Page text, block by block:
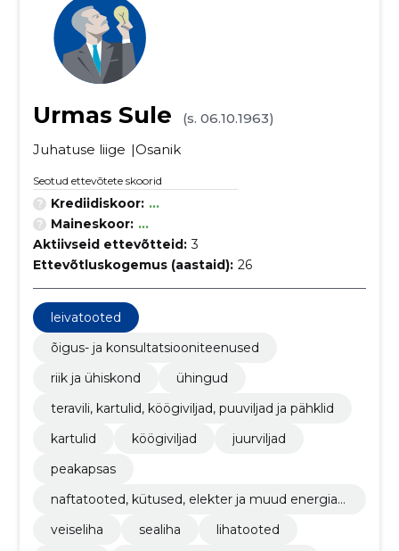
Urmas Sule
(s. 06.10.1963)
Juhatuse liige
Osanik
Seotud ettevõtete skoorid
Krediidiskoor: ...
Maineskoor: ...
Aktiivseid ettevõtteid: 3
Ettevõtluskogemus (aastaid): 26
leivatooted
õigus- ja konsultatsiooniteenused
riik ja ühiskond
ühingud
teravili, kartulid, köögiviljad, puuviljad ja pähklid
kartulid
köögiviljad
juurviljad
peakapsas
naftatooted, kütused, elekter ja muud energiaal
veiseliha
sealiha
lihatooted